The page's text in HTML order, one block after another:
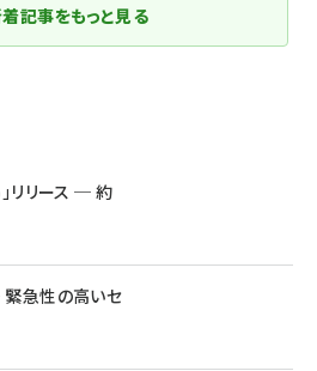
記事をもっと見る
リリース ─ 約
緊急性の高いセ